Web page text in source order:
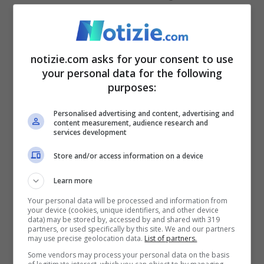
piscina della scuola
percorso scolastico c’è anche il Giappone.
Qui molte scuole hanno adibito alcune
palestre e piscine in cui svolgere attività
fisica oltre l’orario delle lezioni. Ed è
proprio in una delle vasche di una scuola
che è avvenuto l’imponderabile. Secondo
quanto riportano alcuni media locali,un
bambino di quarta elementare è morto
annegato mentre faceva una lezione di
notizie.com asks for your consent to use
your personal data for the following
purposes:
Personalised advertising and content, advertising and
content measurement, audience research and
services development
Store and/or access information on a device
Learn more
Your personal data will be processed and information from
your device (cookies, unique identifiers, and other device
data) may be stored by, accessed by and shared with 319
partners, or used specifically by this site. We and our partners
may use precise geolocation data. List of partners.
Some vendors may process your personal data on the basis